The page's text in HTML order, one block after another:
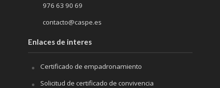
976 63 90 69
contacto@caspe.es
Enlaces de interes
Certificado de empadronamiento
Solicitud de certificado de convivencia